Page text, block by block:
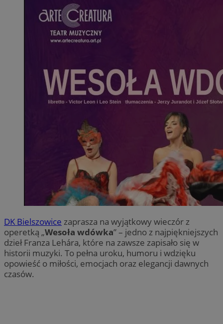
DK Bielszowice zaprasza na wyjątkowy wieczór z
operetką „Wesoła wdówka” – jedno z najpiękniejszych
dzieł Franza Lehára, które na zawsze zapisało się w
historii muzyki. To pełna uroku, humoru i wdzięku
opowieść o miłości, emocjach oraz elegancji dawnych
czasów.